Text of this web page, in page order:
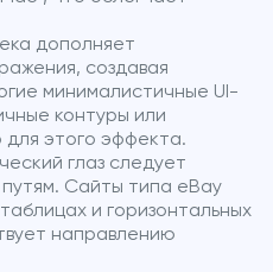
дополняет
создавая
минималистичные UI-
контуры или
для этого эффекта.
глаз следует
Сайты типа eBay
и горизонтальных
направлению